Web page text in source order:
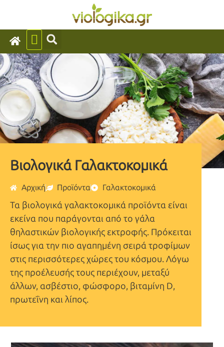
Βιολογικά Γαλακτοκομικά
Αρχική Προϊόντα Γαλακτοκομικά
Τα βιολογικά γαλακτοκομικά προϊόντα είναι
εκείνα που παράγονται από το γάλα
θηλαστικών βιολογικής εκτροφής. Πρόκειται
ίσως για την πιο αγαπημένη σειρά τροφίμων
στις περισσότερες χώρες του κόσμου. Λόγω
της προέλευσής τους περιέχουν, μεταξύ
άλλων, ασβέστιο, φώσφορο, βιταμίνη D,
πρωτεΐνη και λίπος.